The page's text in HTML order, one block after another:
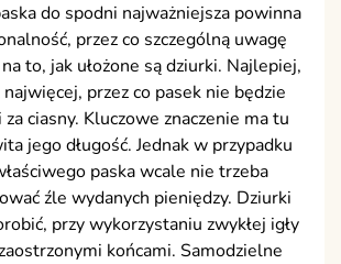
do spodni najważniejsza powinna
przez co szczególną uwagę
to, jak ułożone są dziurki. Najlepiej,
najwięcej, przez co pasek nie będzie
za ciasny. Kluczowe znaczenie ma tu
jego długość. Jednak w przypadku
paska wcale nie trzeba
źle wydanych pieniędzy. Dziurki
przy wykorzystaniu zwykłej igły
końcami. Samodzielne